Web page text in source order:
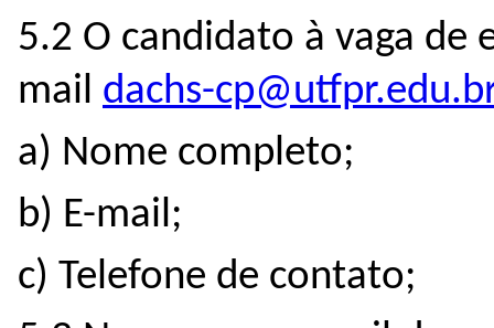
5.2 O candidato à vaga de
mail dachs-
a) Nome completo;
b) E-mail;
c) Telefone de contato;